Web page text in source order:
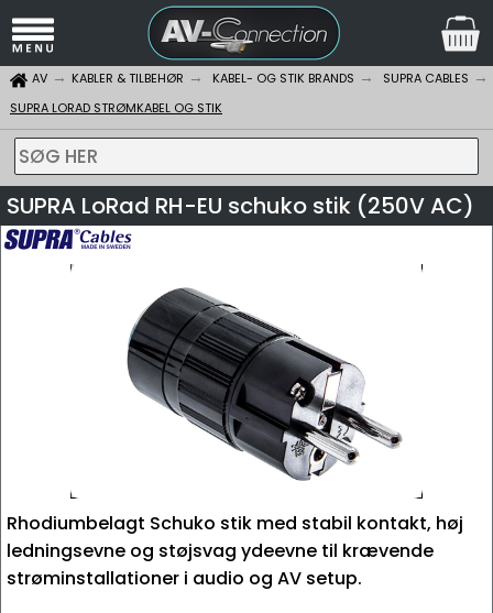
AV KABLER & TILBEHØR KABEL- OG STIK BRANDS
SUPRA CABLES
SUPRA LORAD STRØMKABEL OG STIK
SØG HER
SUPRA LoRad RH-EU schuko stik (250V AC)
Rhodiumbelagt Schuko stik med stabil kontakt, høj
ledningsevne og støjsvag ydeevne til krævende
strøminstallationer i audio og AV setup.